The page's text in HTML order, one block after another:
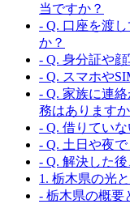
当ですか？
- Q. 口座を渡
か？
- Q. 身分証や
- Q. スマホや
- Q. 家族に連
務はありますか
- Q. 借りていな
- Q. 土日や夜
- Q. 解決した
1. 栃木県の光
- 栃木県の概要